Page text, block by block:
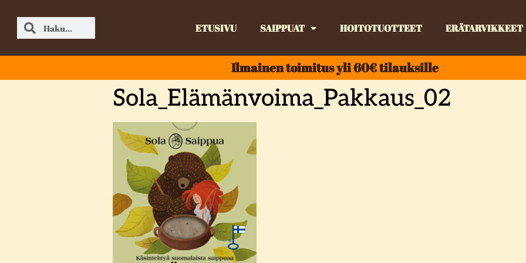
ETUSIVU SAIPPUAT HOITOTUOTTEET ERÄTARVIKKEET
Ilmainen toimitus yli 60€ tilauksille
Sola_Elämänvoima_Pakkaus_02